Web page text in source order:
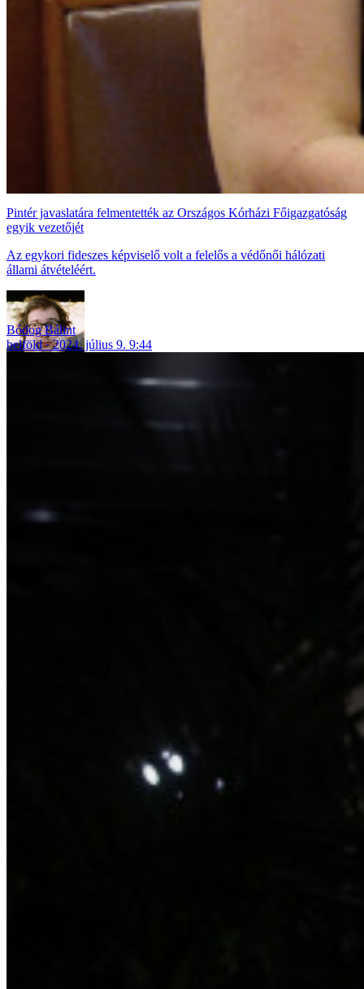
Pintér javaslatára felmentették az Országos Kórházi Főigazgatóság
egyik vezetőjét
Az egykori fideszes képviselő volt a felelős a védőnői hálózati
állami átvételéért.
Bódog Bálint
belföld
2024. július 9. 9:44